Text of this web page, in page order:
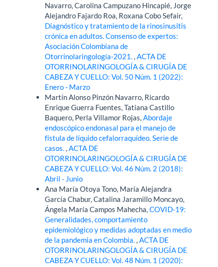
Navarro, Carolina Campuzano Hincapié, Jorge
Alejandro Fajardo Roa, Roxana Cobo Sefair,
Diagnóstico y tratamiento de la rinosinusitis
crónica en adultos. Consenso de expertos:
Asociación Colombiana de
Otorrinolaringología-2021.,ACTA DE
OTORRINOLARINGOLOGÍA & CIRUGÍA DE
CABEZA Y CUELLO: Vol. 50 Núm. 1 (2022):
Enero - Marzo
Martín Alonso Pinzón Navarro, Ricardo
Enrique Guerra Fuentes, Tatiana Castillo
Baquero, Perla Villamor Rojas,Abordaje
endoscópico endonasal para el manejo de
fístula de líquido cefalorraquídeo. Serie de
casos.,ACTA DE
OTORRINOLARINGOLOGÍA & CIRUGÍA DE
CABEZA Y CUELLO: Vol. 46 Núm. 2 (2018):
Abril - Junio
Ana María Otoya Tono, María Alejandra
García Chabur, Catalina Jaramillo Moncayo,
Ángela María Campos Mahecha,COVID-19:
Generalidades, comportamiento
epidemiológico y medidas adoptadas en medio
de la pandemia en Colombia.,ACTA DE
OTORRINOLARINGOLOGÍA & CIRUGÍA DE
CABEZA Y CUELLO: Vol. 48 Núm. 1 (2020):